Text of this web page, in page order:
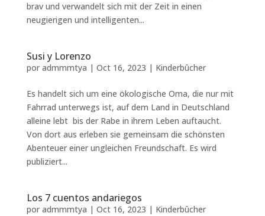
brav und verwandelt sich mit der Zeit in einen
neugierigen und intelligenten...
Susi y Lorenzo
por admmmtya | Oct 16, 2023 | Kinderbûcher
Es handelt sich um eine ökologische Oma, die nur mit
Fahrrad unterwegs ist, auf dem Land in Deutschland
alleine lebt bis der Rabe in ihrem Leben auftaucht.
Von dort aus erleben sie gemeinsam die schönsten
Abenteuer einer ungleichen Freundschaft. Es wird
publiziert...
Los 7 cuentos andariegos
por admmmtya | Oct 16, 2023 | Kinderbûcher